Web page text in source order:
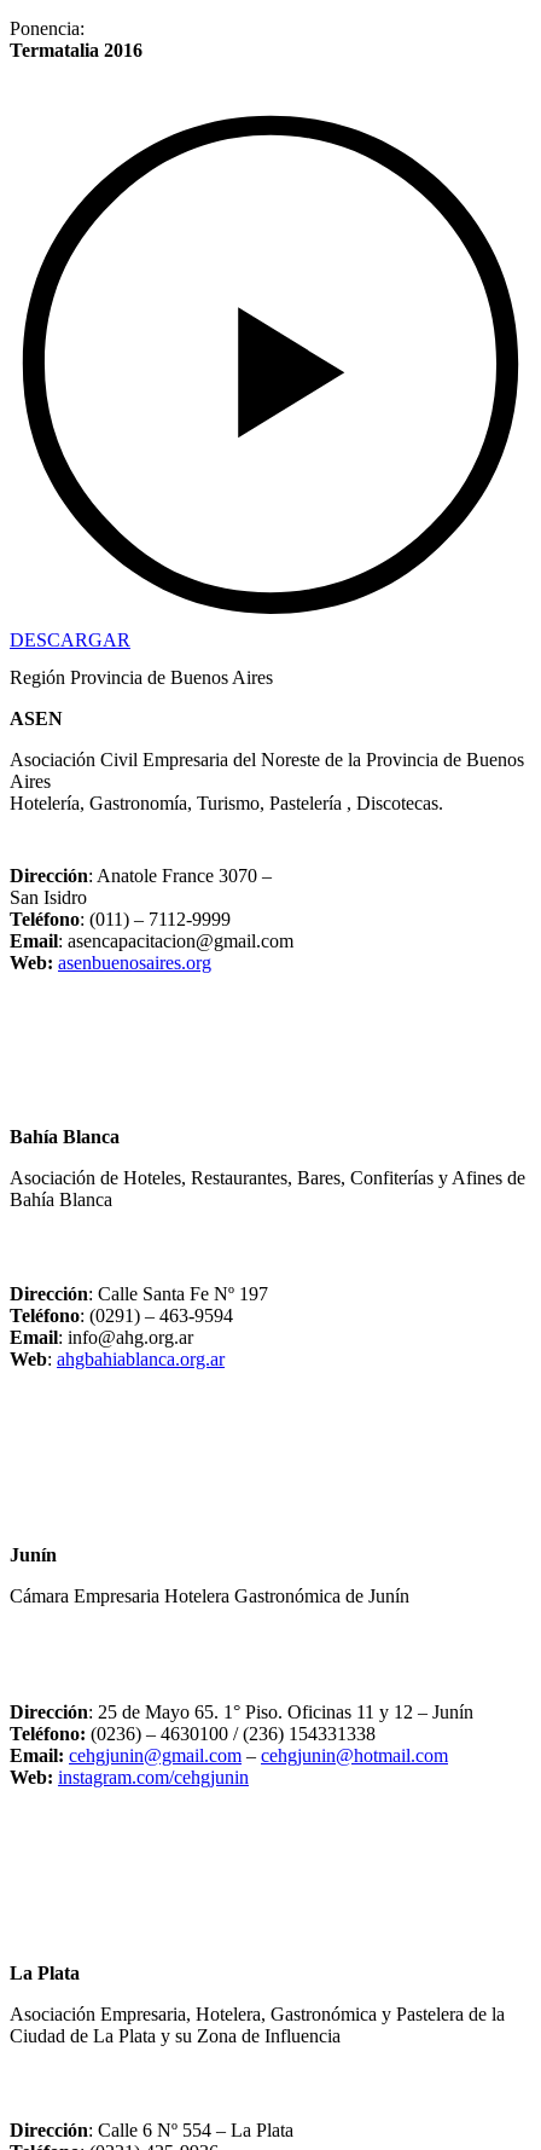
Ponencia:
Termatalia 2016
DESCARGAR
Región Provincia de Buenos Aires
ASEN
Asociación Civil Empresaria del Noreste de la Provincia de Buenos
Aires
Hotelería, Gastronomía, Turismo, Pastelería , Discotecas.
Dirección: Anatole France 3070 –
San Isidro
Teléfono: (011) – 7112-9999
Email: asencapacitacion@gmail.com
Web: asenbuenosaires.org
Bahía Blanca
Asociación de Hoteles, Restaurantes, Bares, Confiterías y Afines de
Bahía Blanca
Dirección: Calle Santa Fe Nº 197
Teléfono: (0291) – 463-9594
Email: info@ahg.org.ar
Web: ahgbahiablanca.org.ar
Junín
Cámara Empresaria Hotelera Gastronómica de Junín
Dirección: 25 de Mayo 65. 1° Piso. Oficinas 11 y 12 – Junín
Teléfono: (0236) – 4630100 / (236) 154331338
Email: cehgjunin@gmail.com – cehgjunin@hotmail.com
Web: instagram.com/cehgjunin
La Plata
Asociación Empresaria, Hotelera, Gastronómica y Pastelera de la
Ciudad de La Plata y su Zona de Influencia
Dirección: Calle 6 Nº 554 – La Plata